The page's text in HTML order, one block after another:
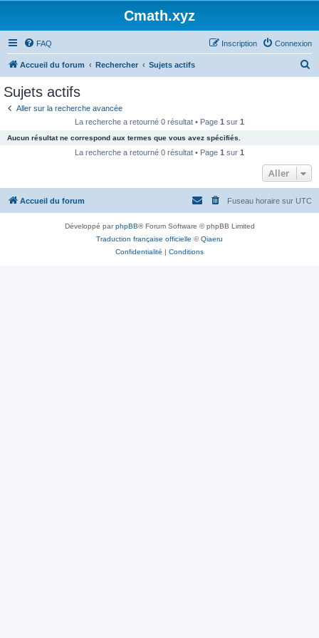
Cmath.xyz
FAQ Connexion
Inscription
Accueil du forum Rechercher Sujets actifs
c
e
Sujets actifs
Aller sur la recherche avancée
La recherche a retourné 0 résultat • Page 1 sur 1
Aucun résultat ne correspond aux termes que vous avez spécifiés.
La recherche a retourné 0 résultat • Page 1 sur 1
Aller
Accueil du forum Fuseau horaire sur UTC
Développé parphpBB® Forum Software © phpBB Limited
Traduction française officielle ©Qiaeru
Confidentialité | Conditions